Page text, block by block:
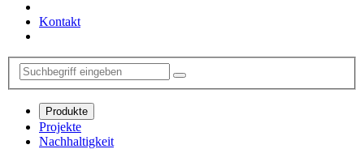
Kontakt
Produkte
Projekte
Nachhaltigkeit